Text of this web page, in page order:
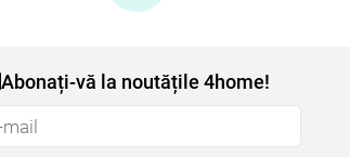
Abonați-vă la noutățile 4home!